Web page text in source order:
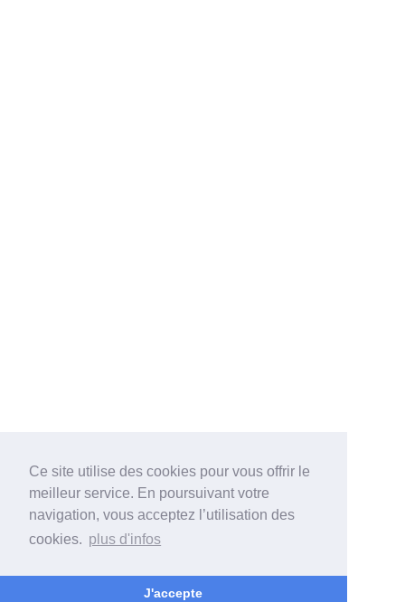
Ce site utilise des cookies pour vous offrir le
meilleur service. En poursuivant votre
navigation, vous acceptez l’utilisation des
cookies. plus d'infos
J'accepte